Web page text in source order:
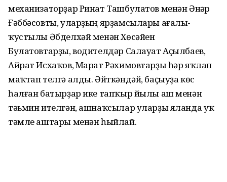
механизаторҙар Ринат Ташбулатов менән Әнүәр
Ғәббәсовты, уларҙың ярҙамсы­лары ағалы-
ҡустылы Әбделхәй менән Хөсәйен
Булатовтарҙы, водителдәр Салауат Аҫылбаев,
Айрат Исхаҡов, Марат Рәхимовтарҙы һәр яҡлап
маҡтап телгә алды. Әйткәндәй, баҫыуҙа көс
һалған батырҙар ике тапҡыр йылы аш менән
тәьмин ителгән, ашнаҡсылар уларҙы яланда уҡ
тәмле аштары менән һыйлай.